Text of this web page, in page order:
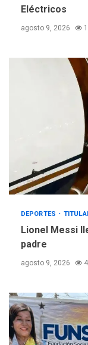
Eléctricos
agosto 9, 2026
DEPORTES
Lionel Messi
padre
agosto 9, 2026